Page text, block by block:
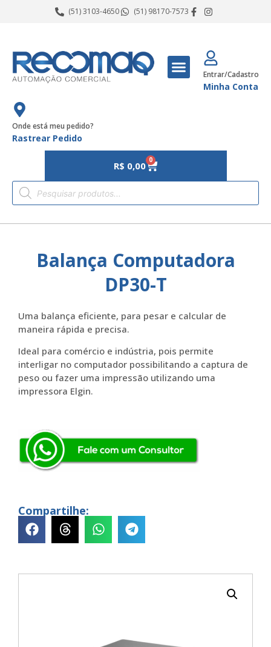
(51) 3103-4650 (51) 98170-7573
Entrar/Cadastro
Minha Conta
Onde está meu pedido?
Rastrear Pedido
R$ 0,00 0
Balança Computadora
DP30-T
Uma balança eficiente, para pesar e calcular de
maneira rápida e precisa.
Ideal para comércio e indústria, pois permite
interligar no computador possibilitando a captura de
peso ou fazer uma impressão utilizando uma
impressora Elgin.
Compartilhe: